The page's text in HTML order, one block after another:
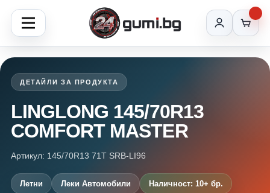
ДЕТАЙЛИ ЗА ПРОДУКТА
LINGLONG 145/70R13
COMFORT MASTER
Артикул: 145/70R13 71T SRB-LI96
Летни Леки Автомобили Наличност: 10+ бр.